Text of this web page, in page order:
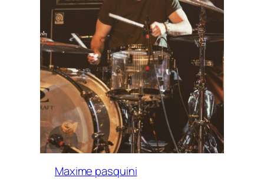
Maxime pasquini